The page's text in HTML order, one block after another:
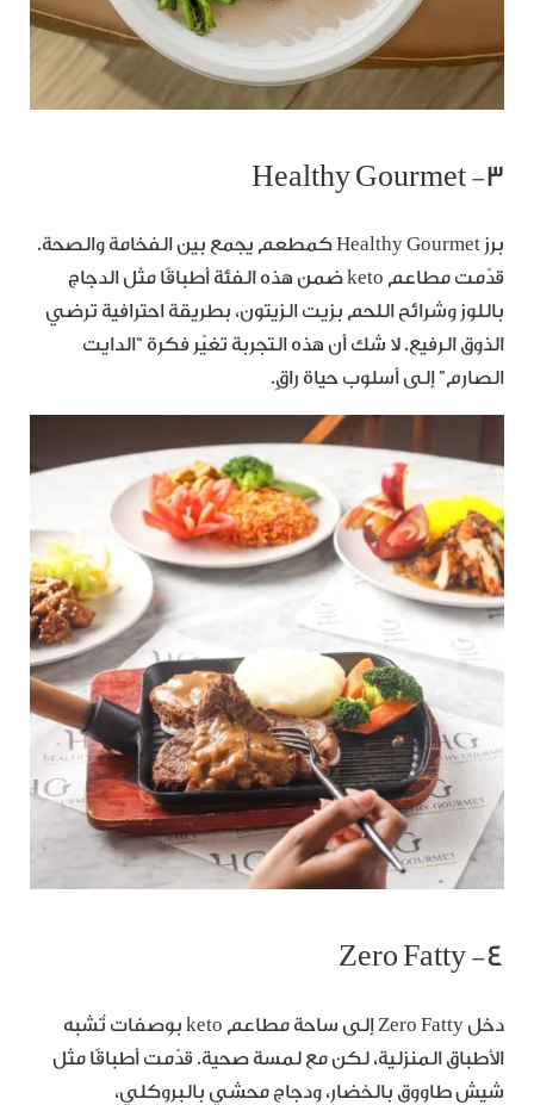
٣- Healthy Gourmet
برز Healthy Gourmet كمطعم يجمع بين الفخامة والصحة.
قدّمت مطاعم keto ضمن هذه الفئة أطباقًا مثل الدجاج
باللوز وشرائح اللحم بزيت الزيتون، بطريقة احترافية ترضي
الذوق الرفيع. لا شك أن هذه التجربة تغيّر فكرة “الدايت
الصارم” إلى أسلوب حياة راقٍ.
٤- Zero Fatty
دخل Zero Fatty إلى ساحة مطاعم keto بوصفات تُشبه
الأطباق المنزلية، لكن مع لمسة صحية. قدّمت أطباقًا مثل
شيش طاووق بالخضار، ودجاج محشي بالبروكلي،